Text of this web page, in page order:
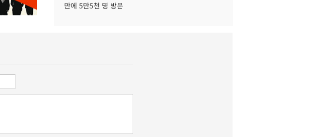
만에 5만5천 명 방문